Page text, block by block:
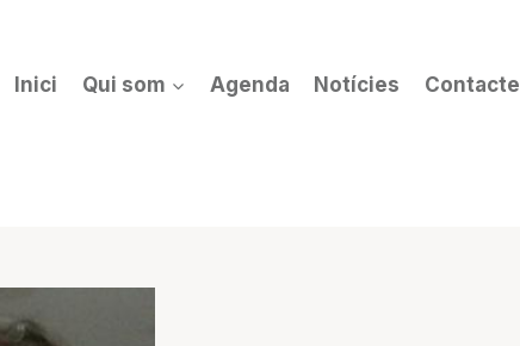
Inici Qui som Agenda Notícies Contacte